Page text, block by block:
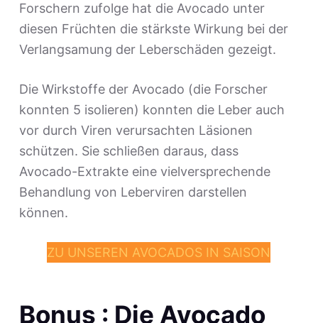
Forschern zufolge hat die Avocado unter
diesen Früchten die stärkste Wirkung bei der
Verlangsamung der Leberschäden gezeigt.
Die Wirkstoffe der Avocado (die Forscher
konnten 5 isolieren) konnten die Leber auch
vor durch Viren verursachten Läsionen
schützen. Sie schließen daraus, dass
Avocado-Extrakte eine vielversprechende
Behandlung von Leberviren darstellen
können.
ZU UNSEREN AVOCADOS IN SAISON
Bonus : Die Avocado